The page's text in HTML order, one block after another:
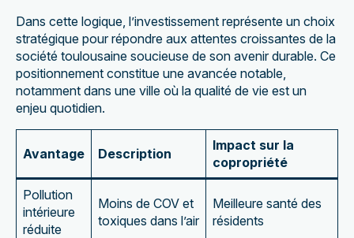
Dans cette logique, l’investissement représente un choix
stratégique pour répondre aux attentes croissantes de la
société toulousaine soucieuse de son avenir durable. Ce
positionnement constitue une avancée notable,
notamment dans une ville où la qualité de vie est un
enjeu quotidien.
Avantage Description
Impact sur la
copropriété
Pollution
intérieure
réduite
Moins de COV et
toxiques dans l’air
Meilleure santé des
résidents